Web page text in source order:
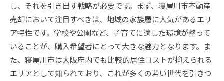
する術
戦略的アプローチで物件の魅力を引き出す
地域市場の動向を踏まえた売却準備
効果的なマーケティングで買い手を引き寄せる
購入意欲を高めるためのプロモーション活動
し、それを引き出す戦略が必要です。まず、寝屋川市不動産
売却において注目すべきは、地域の家族層に人気があるエリ
ア特性です。学校や公園など、子育てに適した環境が整って
いることが、購入希望者にとって大きな魅力となります。ま
た、寝屋川市は大阪府内でも比較的居住コストが抑えられる
エリアとして知られており、これが多くの若い世代を引きつ